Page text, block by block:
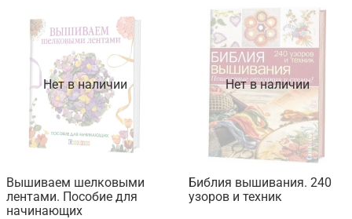
Нет в наличии
Вышиваем шелковыми
лентами. Пособие для
начинающих
Нет в наличии
Библия вышивания. 240
узоров и техник